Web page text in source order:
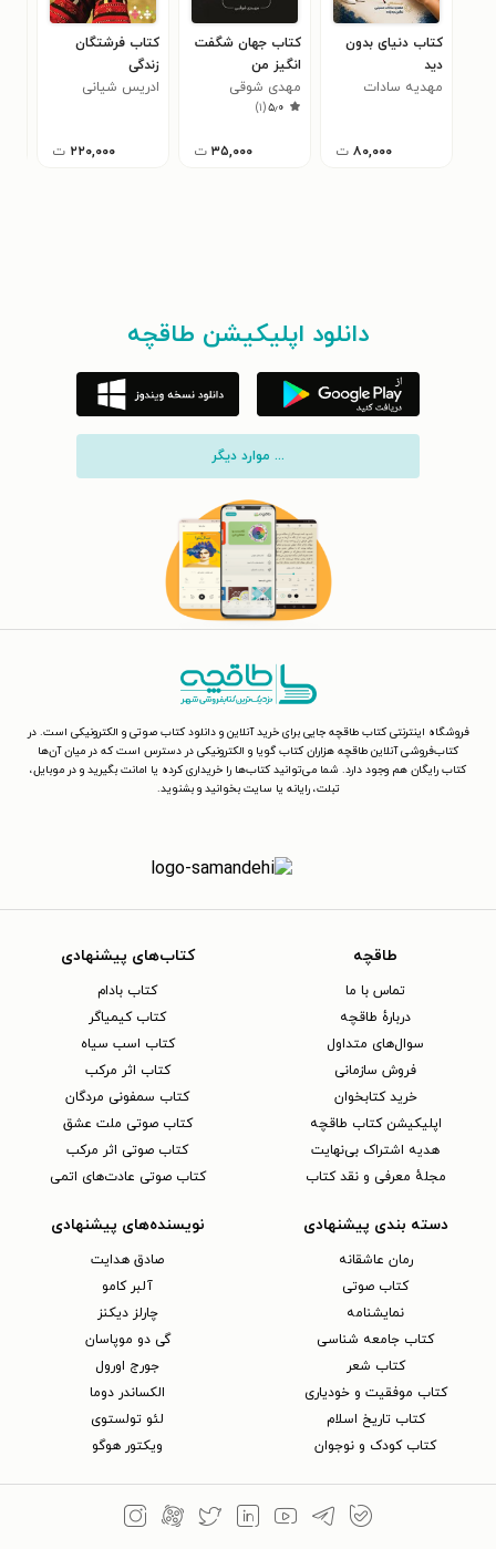
کتاب دنیای بدون
دید
مهدیه سادات
۸۰,۰۰۰ ت
کتاب جهان شگفت
انگیز من
مهدی شوقی
۵٫۰(۱)
۳۵,۰۰۰ ت
کتاب فرشتگان
زندگی
ادریس شیانی
۲۲۰,۰۰۰ ت
دانلود اپلیکیشن طاقچه
... موارد دیگر
فروشگاه اینترنتی کتاب طاقچه جایی برای خرید آنلاین و دانلود کتاب صوتی و الکترونیکی است. در
کتاب‌فروشی آنلاین طاقچه هزاران کتاب گویا و الکترونیکی در دسترس است که در میان آن‌ها
کتاب رایگان هم وجود دارد. شما می‌توانید کتاب‌ها را خریداری کرده یا امانت بگیرید و در موبایل،
تبلت، رایانه یا سایت بخوانید و بشنوید.
طاقچه
تماس با ما
دربارهٔ طاقچه
سوال‌های متداول
فروش سازمانی
خرید کتابخوان
اپلیکیشن کتاب طاقچه
هدیه اشتراک بی‌نهایت
مجلهٔ معرفی و نقد کتاب
کتاب‌های پیشنهادی
کتاب بادام
کتاب کیمیاگر
کتاب اسب سیاه
کتاب اثر مرکب
کتاب سمفونی مردگان
کتاب صوتی ملت عشق
کتاب صوتی اثر مرکب
کتاب صوتی عادت‌های اتمی
دسته بندی پیشنهادی
رمان عاشقانه
کتاب‌ صوتی
نمایشنامه
کتاب جامعه شناسی
کتاب شعر
کتاب موفقیت و خودیاری
کتاب تاریخ اسلام
کتاب کودک و نوجوان
نویسنده‌های پیشنهادی
صادق هدایت
آلبر کامو
چارلز دیکنز
گی دو موپاسان
جورج اورول
الکساندر دوما
لئو تولستوی
ویکتور هوگو